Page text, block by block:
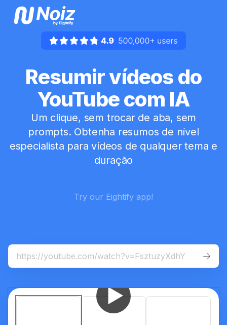
Resumir vídeos do
YouTube com IA
Um clique, sem trocar de aba, sem
prompts. Obtenha resumos de nível
especialista para vídeos de qualquer tema e
duração
Try our Eightify app!
For mobile iOS App Android App 